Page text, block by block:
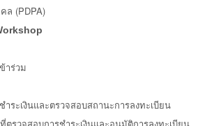
ล (PDPA)
าร่วม
ระเงินและตรวจสอบสถานะการลงทะเบียน